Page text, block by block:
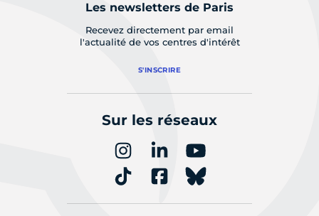
Les newsletters de Paris
Recevez directement par email
l'actualité de vos centres d'intérêt
S'INSCRIRE
Sur les réseaux